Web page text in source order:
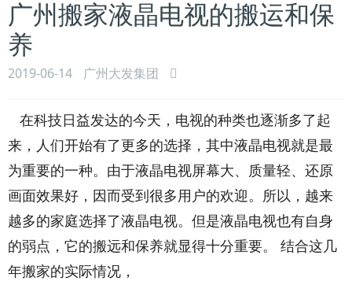
广州搬家液晶电视的搬运和保
养
2019-06-14 广州大发集团
在科技日益发达的今天，电视的种类也逐渐多了起
来，人们开始有了更多的选择，其中液晶电视就是最
为重要的一种。由于液晶电视屏幕大、质量轻、还原
画面效果好，因而受到很多用户的欢迎。所以，越来
越多的家庭选择了液晶电视。但是液晶电视也有自身
的弱点，它的搬远和保养就显得十分重要。 结合这几
年搬家的实际情况，